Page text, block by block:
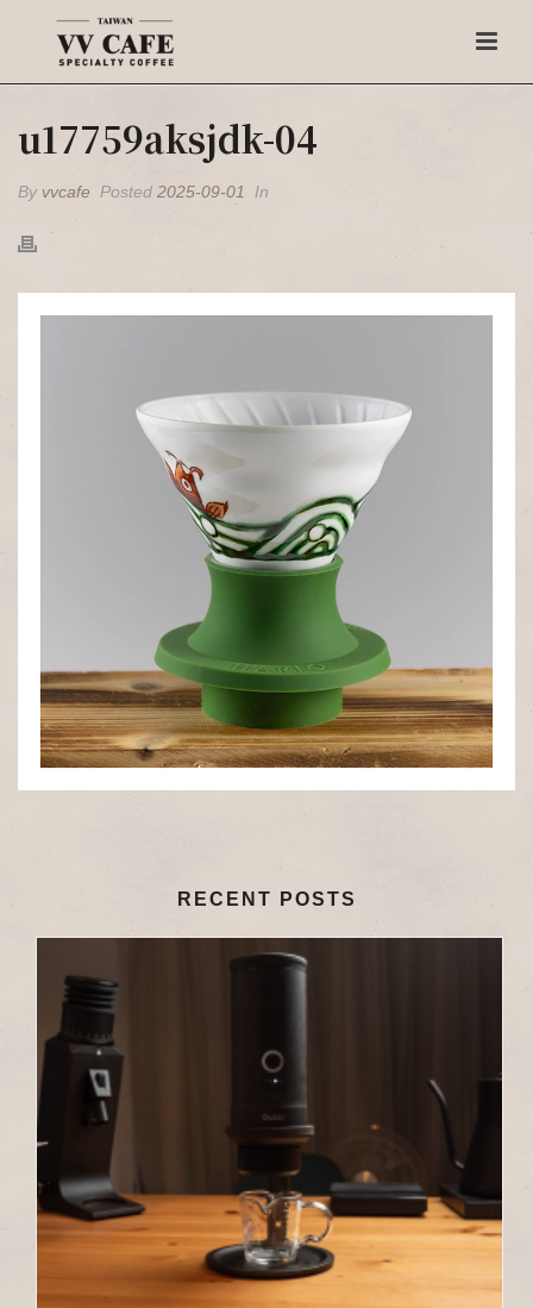
u17759aksjdk-04
By vvcafe Posted 2025-09-01 In
RECENT POSTS